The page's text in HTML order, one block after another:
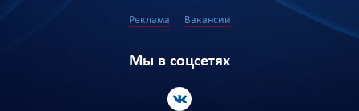
Реклама Вакансии
Мы в соцсетях